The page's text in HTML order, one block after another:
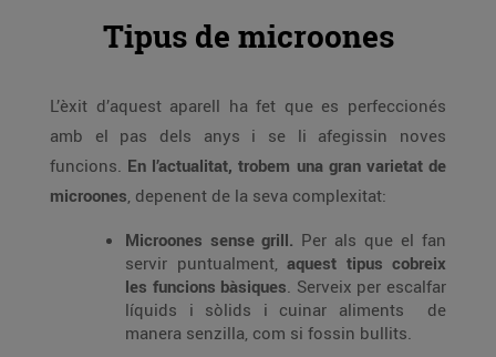
Tipus de microones
L’èxit d’aquest aparell ha fet que es perfeccionés
amb el pas dels anys i se li afegissin noves
funcions. En l’actualitat, trobem una gran varietat de
microones, depenent de la seva complexitat:
Microones sense grill. Per als que el fan
servir puntualment, aquest tipus cobreix
les funcions bàsiques. Serveix per escalfar
líquids i sòlids i cuinar aliments de
manera senzilla, com si fossin bullits.